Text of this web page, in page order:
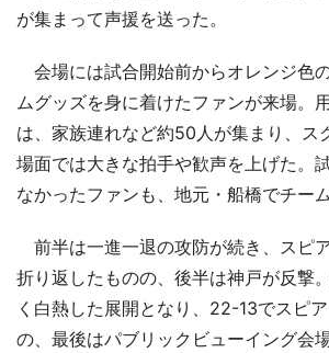
が集まって声援を送った。
会場には試合開始前からオレンジ色
ムグッズを身に着けたファンが来場。
は、家族連れなど約50人が集まり、ス
場面では大きな拍手や歓声を上げた。
なかったファンも、地元・船橋でチー
前半は一進一退の攻防が続き、スピ
折り返したものの、後半は神戸が反撃
く白熱した展開となり、22-13でスピ
の、最後はパブリックビューイング会